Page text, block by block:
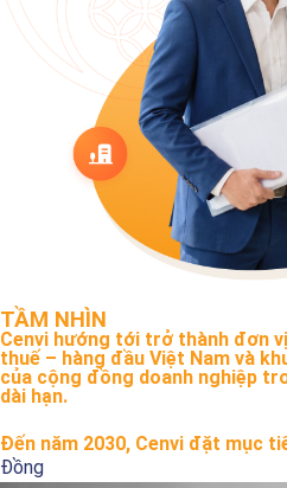
TẦM NHÌN
Cenvi hướng tới trở thành đơn
thuế – hàng đầu Việt Nam và
của cộng đồng doanh nghiệp
dài hạn.
Đến năm 2030, Cenvi đặt mục
Đồng